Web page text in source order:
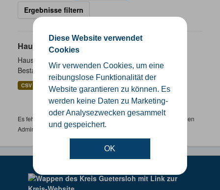
Diese Website verwendet
Cookies
Wir verwenden Cookies, um eine
reibungslose Funktionalität der
Website garantieren zu können. Es
werden keine Daten zu Marketing-
oder Analysezwecken gesammelt
und gespeichert.
OK
Ergebnisse filtern
Hausnummernkoordinaten
Hausnummernkoordinaten abgeleitet aus dem ALKIS-
Bestand
CSV GeoJSON
Es fehlen spezifische Datensätze? Wenden Sie sich bitte an einen
Administrator unter:support.gis@kreis-guetersloh.de